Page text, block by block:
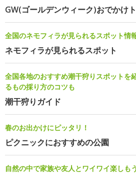
GW(ゴールデンウィーク)おでかけ
全国のネモフィラが見られるスポット情
ネモフィラが見られるスポット
全国各地のおすすめ潮干狩りスポットを
るもの採り方のコツも
潮干狩りガイド
春のお出かけにピッタリ！
ピクニックにおすすめの公園
自然の中で家族や友人とワイワイ楽しも